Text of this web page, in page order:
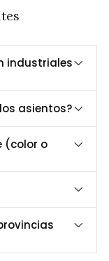
sombras.
¡Contacta con
o escribe al
industriales
asientos?
(color o